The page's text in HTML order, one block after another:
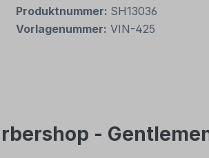
Produktnummer: SH13036
Vorlagenummer: VIN-425
-